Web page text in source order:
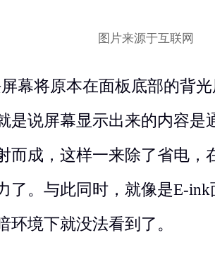
图片来源于互联网
幕将原本在面板底部的背
是说屏幕显示出来的内容是
而成，这样一来除了省电，
了。与此同时，就像是E-
环境下就没法看到了。